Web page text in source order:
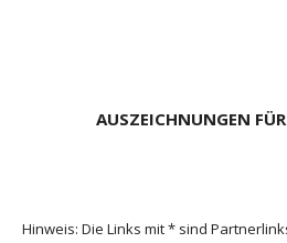
AUSZEICHNUNGEN
Hinweis: Die Links mit * sind